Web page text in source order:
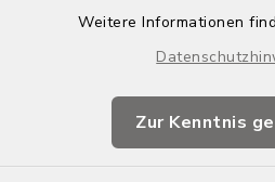
Weitere Informationen
Zur Kenntnis